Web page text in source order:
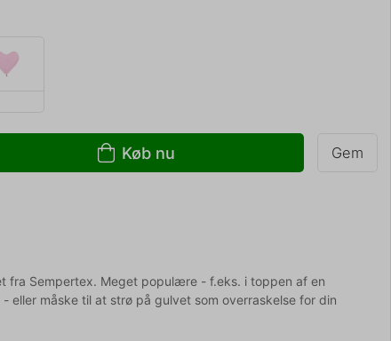
Køb nu Gem
fra Sempertex. Meget populære - f.eks. i toppen af en
eller måske til at strø på gulvet som overraskelse for din